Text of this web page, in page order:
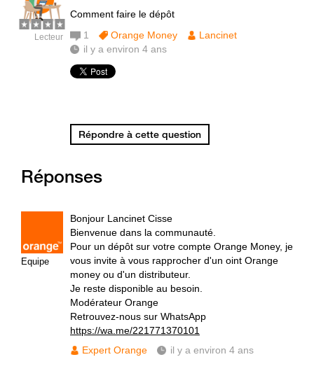
Comment faire le dépôt
Lecteur 1 Orange Money
Lancinet
il y a environ 4 ans
Répondre à cette question
Réponses
Equipe
Bonjour Lancinet Cisse
Bienvenue dans la communauté.
Pour un dépôt sur votre compte Orange Money, je
vous invite à vous rapprocher d'un oint Orange
money ou d'un distributeur.
Je reste disponible au besoin.
Modérateur Orange
Retrouvez-nous sur WhatsApp
https://wa.me/221771370101
Expert Orange
il y a environ 4 ans